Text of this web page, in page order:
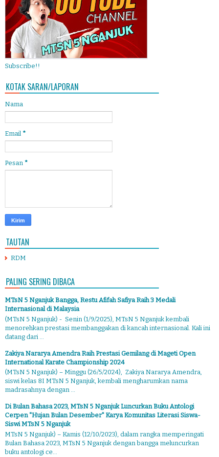
Subscribe!!
KOTAK SARAN/LAPORAN
Nama
Email *
Pesan *
TAUTAN
RDM
PALING SERING DIBACA
MTsN 5 Nganjuk Bangga, Restu Afifah Safiya Raih 3 Medali
Internasional di Malaysia
(MTsN 5 Nganjuk) - Senin (1/9/2025), MTsN 5 Nganjuk kembali
menorehkan prestasi membanggakan di kancah internasional. Kali ini
datang dari ...
Zakiya Nararya Amendra Raih Prestasi Gemilang di Mageti Open
International Karate Championship 2024
(MTsN 5 Nganjuk) – Minggu (26/5/2024), Zakiya Nararya Amendra,
siswi kelas 8I MTsN 5 Nganjuk, kembali mengharumkan nama
madrasahnya dengan ...
Di Bulan Bahasa 2023, MTsN 5 Nganjuk Luncurkan Buku Antologi
Cerpen "Hujan Bulan Desember" Karya Komunitas Literasi Siswa-
Siswi MTsN 5 Nganjuk
MTsN 5 Nganjuk) – Kamis (12/10/2023), dalam rangka memperingati
Bulan Bahasa 2023, MTsN 5 Nganjuk dengan bangga meluncurkan
buku antologi ce...